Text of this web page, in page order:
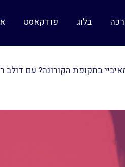
בלוג פודקאסט
ישראלים מתפרנסים מאיביי בתקופת